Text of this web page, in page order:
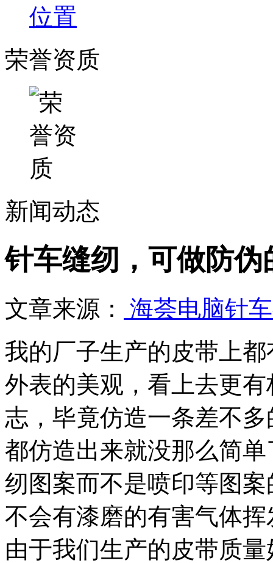
荣誉资质
新闻动态
针车缝纫，可做防伪
文章来源：
海荟电脑针
我的厂子生产的皮带上
外表的美观，看上去更
志，毕竟仿造一条差不
都仿造出来就没那么简
纫图案而不是喷印等图
不会有漆磨的有害气体
由于我们生产的皮带质